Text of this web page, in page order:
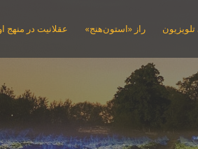
راز «استون‌هنج» عقلانیت در منهج